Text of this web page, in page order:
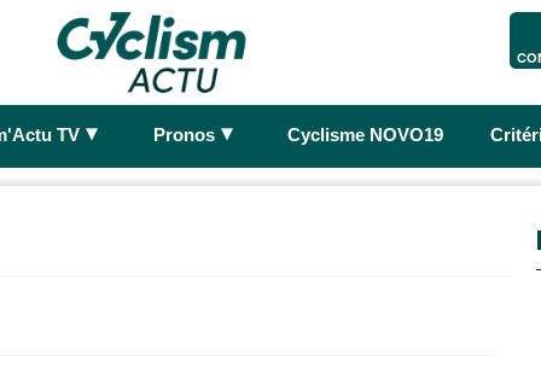
TV ► Pronos ► Cyclisme NOVO19